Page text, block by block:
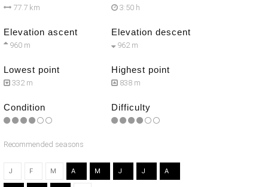
77.7 km 3:50 h
Elevation ascent
960 m
Elevation descent
962 m
Lowest point
332 m
Highest point
838 m
Condition Difficulty
Recommended seasons
J F M A M J J A